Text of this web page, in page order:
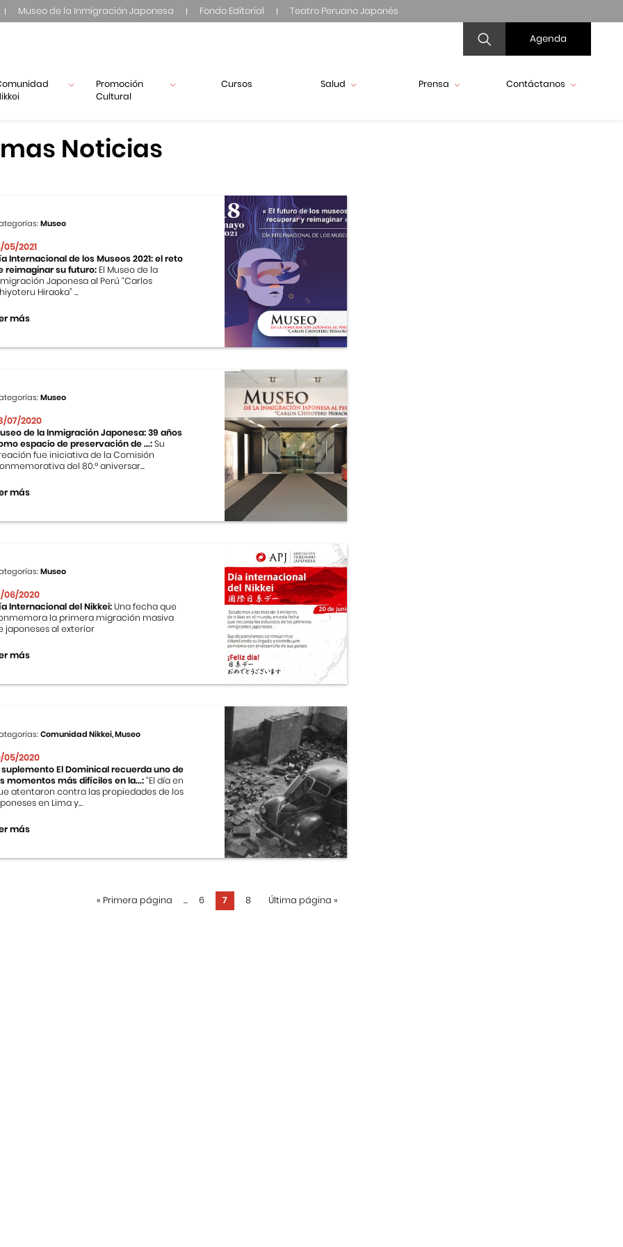
Museo de la Inmigración Japonesa Fondo Editorial Teatro Peruano Japonés
Agenda
Promoción
Cultural
Cursos Salud Prensa Contáctanos
Noticias
Museo
05/2021
Internacional de los Museos 2021: el reto
reimaginar su futuro: El Museo de la
Japonesa al Perú “Carlos
Hiraoka” ...
más
Museo
07/2020
de la Inmigración Japonesa: 39 años
espacio de preservación de ...:Su
fue iniciativa de la Comisión
del 80.º aniversar...
más
Museo
06/2020
Internacional del Nikkei:Una fecha que
la primera migración masiva
japoneses al exterior
más
Comunidad Nikkei, Museo
05/2020
suplemento El Dominical recuerda uno de
momentos más difíciles en la...:“El día en
atentaron contra las propiedades de los
en Lima y...
más
« Primera página ... 6 7 8 Última página »